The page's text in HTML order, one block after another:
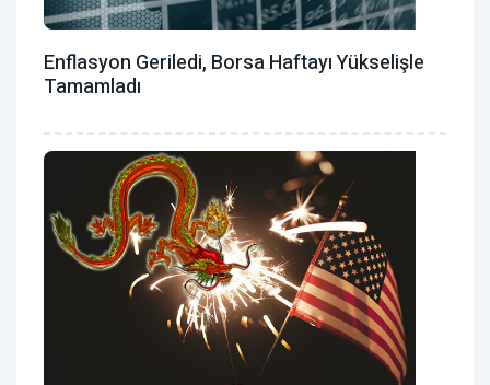
Enflasyon Geriledi, Borsa Haftayı Yükselişle
Tamamladı